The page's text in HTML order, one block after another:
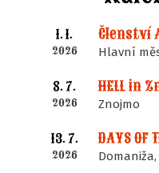
1. 1.
2026
Členství
Hlavní
8. 7.
2026
HELL in
Znojmo
13. 7.
2026
DAYS OF
Domaniža,